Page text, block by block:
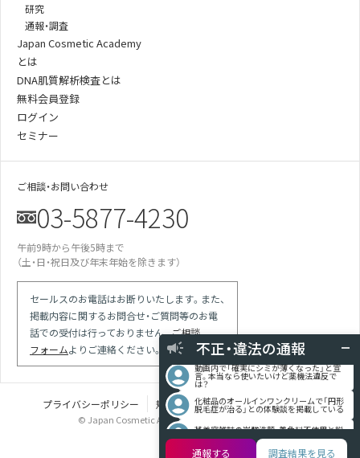
研究
通報・調査
Japan Cosmetic Academy
とは
DNA肌質解析検査とは
無料会員登録
ログイン
セミナー
ご相談・お問い合わせ
03-5877-4230
午前9時から午後5時まで
（土・日・祝日及び年末年始を除きます）
セールスのお電話はお断りいたします。また、
掲載内容に関するお問合せ・ご質問等のお電
話での受付は行っておりません。ご相談
フォームよりご連絡ください。
プライバシーポリシー 規定類 特定商取引法に基づく表記
© Japan Cosmetic Association all rights reserved.
不正・違法の通報
による効果効能の保証と解され違反では
競合の会社が化粧品登録をしていない商品
で「スキンケア」等の表現を使っている
現場を目撃 使用期限切れの針ファンデに
使用期限記載なしシールを貼り換えて使用
動画内で「確実にシミが薄くなった」と宣
言。本当なら使いたいけど薬機法違反で
は？
脱毛症が治る」との体験談を掲載している
明があったが全成分に赤102の記載が…
某医師の動画は誇大表現多用の宣伝。医師
通報する 調査結果を見る